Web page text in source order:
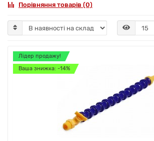
Порівняння товарів (0)
Лідер продажу!
Ваша знижка: -14%